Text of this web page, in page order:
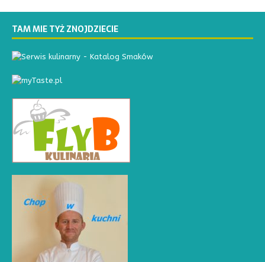
TAM MIE TYŻ ZNOJDZIECIE